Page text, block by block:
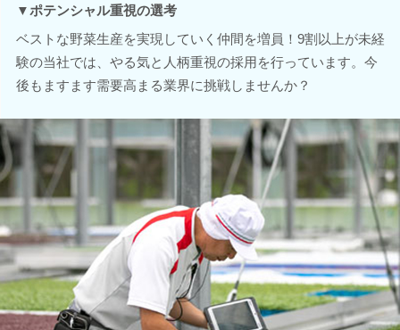
▼ポテンシャル重視の選考
ベストな野菜生産を実現していく仲間を増員！9割以上が未経
験の当社では、やる気と人柄重視の採用を行っています。今
後もますます需要高まる業界に挑戦しませんか？